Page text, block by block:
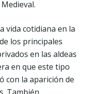
vida cotidiana en la
los principales
en las aldeas
en que este tipo
con la aparición de
También